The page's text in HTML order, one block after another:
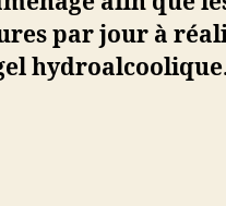
par jour à
hydroalcoolique.